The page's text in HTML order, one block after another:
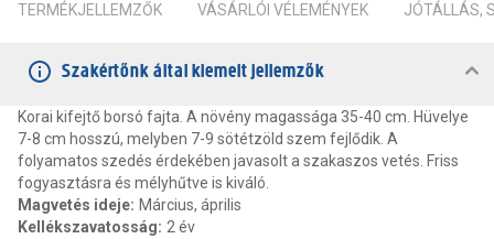
TERMÉKJELLEMZŐK VÁSÁRLÓI VÉLEMÉNYEK JÓTÁLLÁS,
Szakértőnk által kiemelt jellemzők
Korai kifejtő borsó fajta. A növény magassága 35-40 cm. Hüvelye
7-8 cm hosszú, melyben 7-9 sötétzöld szem fejlődik. A
folyamatos szedés érdekében javasolt a szakaszos vetés. Friss
fogyasztásra és mélyhűtve is kiváló.
Magvetés ideje: Március, április
Kellékszavatosság: 2 év